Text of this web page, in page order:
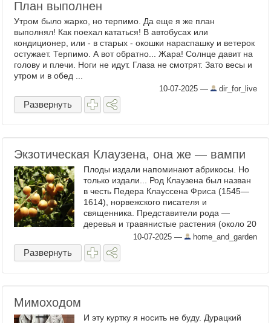
План выполнен
Утром было жарко, но терпимо. Да еще я же план
выполнял! Как поехал кататься! В автобусах или
кондиционер, или - в старых - окошки нараспашку и ветерок
остужает. Терпимо. А вот обратно... Жара! Солнце давит на
голову и плечи. Ноги не идут. Глаза не смотрят. Зато весы и
утром и в обед ...
10-07-2025 — dir_for_live
Развернуть
Экзотическая Клаузена, она же — вампи
Плоды издали напоминают абрикосы. Но
только издали... Род Клаузена был назван
в честь Педера Клауссена Фриса (1545—
1614), норвежского писателя и
священника. Представители рода —
деревья и травянистые растения (около 20
видов). Клаузена точечная, Вампи —
Clausena lansium ...
10-07-2025 — home_and_garden
Развернуть
Мимоходом
И эту куртку я носить не буду. Дурацкий